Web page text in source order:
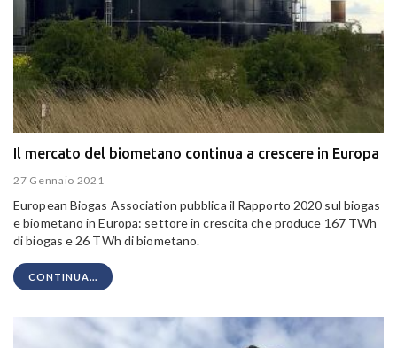
Il mercato del biometano continua a crescere in Europa
27 Gennaio 2021
European Biogas Association pubblica il Rapporto 2020 sul biogas
e biometano in Europa: settore in crescita cheproduce 167 TWh
di biogas e 26 TWh di biometano.
CONTINUA...